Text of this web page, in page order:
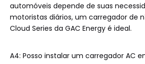
automóveis depende de suas
motoristas diários, um carregador de
Cloud Series da GAC ​​Energy é ideal.
A4: Posso instalar um carregador AC